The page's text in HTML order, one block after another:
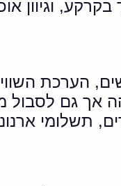
וגיוון
הערכת
אך גם לסבול